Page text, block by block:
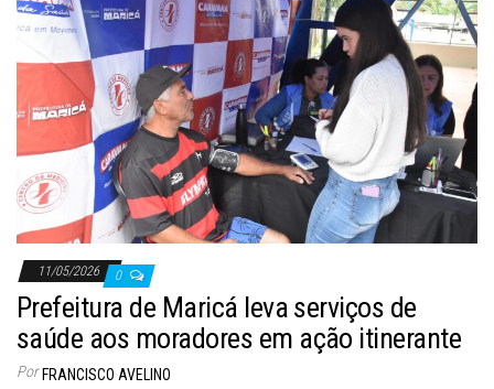
11/05/2026 0
Prefeitura de Maricá leva serviços de
saúde aos moradores em ação itinerante
Por FRANCISCO AVELINO